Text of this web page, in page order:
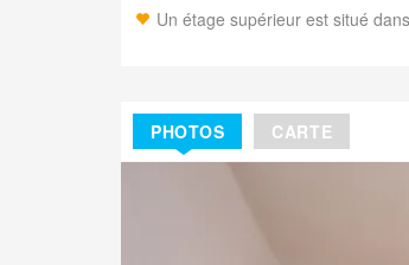
Un étage supérieur est situé
PHOTOS CARTE